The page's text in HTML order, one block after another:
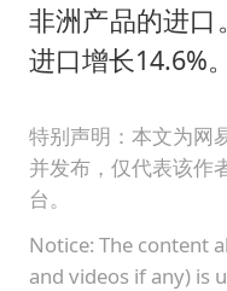
非洲产品的进口
进口增长14.6%。
特别声明：本文为网
并发布，仅代表该作
台。
Notice: The content
and videos if any) is